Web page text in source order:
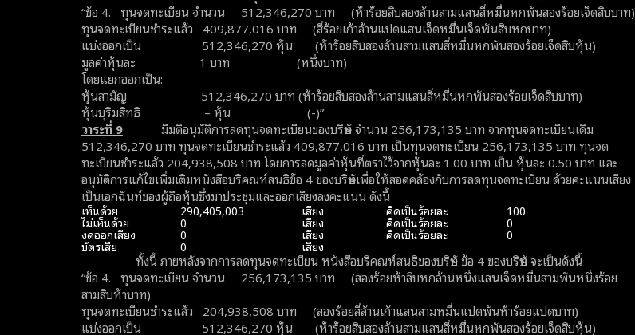
“ข้อ 4. ทุนจดทะเบียน จำนวน 512,346,270 บาท (ห้าร้อยสิบสองล้านสามแสนสี่หมื่นหกพันสองร้อยเจ็ดสิบบาท)
ทุนจดทะเบียนชำระแล้ว 409,877,016 บาท (สี่ร้อยเก้าล้านแปดแสนเจ็ดหมื่นเจ็ดพันสิบหกบาท)
แบ่งออกเป็น 512,346,270 หุ้น (ห้าร้อยสิบสองล้านสามแสนสี่หมื่นหกพันสองร้อยเจ็ดสิบหุ้น)
มูลค่าหุ้นละ 1 บาท (หนึ่งบาท)
โดยแยกออกเป็น:
หุ้นสามัญ 512,346,270 บาท (ห้าร้อยสิบสองล้านสามแสนสี่หมื่นหกพันสองร้อยเจ็ดสิบบาท)
หุ้นบุริมสิทธิ – หุ้น (-)”
วาระที่ 9 มีมติอนุมัติการลดทุนจดทะเบียนของบริษัท จำนวน 256,173,135 บาท จากทุนจดทะเบียนเดิม
512,346,270 บาท ทุนจดทะเบียนชำระแล้ว 409,877,016 บาท เป็นทุนจดทะเบียน 256,173,135 บาท ทุนจด
ทะเบียนชำระแล้ว 204,938,508 บาท โดยการลดมูลค่าหุ้นที่ตราไว้จากหุ้นละ 1.00 บาท เป็น หุ้นละ 0.50 บาท และ
อนุมัติการแก้ไขเพิ่มเติมหนังสือบริคณห์สนธิข้อ 4 ของบริษัทเพื่อให้สอดคล้องกับการลดทุนจดทะเบียน ด้วยคะแนนเสียง
เป็นเอกฉันท์ของผู้ถือหุ้นซึ่งมาประชุมและออกเสียงลงคะแนน ดังนี้
เห็นด้วย 290,405,003 เสียง คิดเป็นร้อยละ 100
ไม่เห็นด้วย 0 เสียง คิดเป็นร้อยละ 0
งดออกเสียง 0 เสียง คิดเป็นร้อยละ 0
บัตรเสีย 0 เสียง
ทั้งนี้ ภายหลังจากการลดทุนจดทะเบียน หนังสือบริคณห์สนธิของบริษัท ข้อ 4 ของบริษัท จะเป็นดังนี้
“ข้อ 4. ทุนจดทะเบียน จำนวน 256,173,135 บาท (สองร้อยห้าสิบหกล้านหนึ่งแสนเจ็ดหมื่นสามพันหนึ่งร้อย
สามสิบห้าบาท)
ทุนจดทะเบียนชำระแล้ว 204,938,508 บาท (สองร้อยสี่ล้านเก้าแสนสามหมื่นแปดพันห้าร้อยแปดบาท)
แบ่งออกเป็น 512,346,270 หุ้น (ห้าร้อยสิบสองล้านสามแสนสี่หมื่นหกพันสองร้อยเจ็ดสิบหุ้น)